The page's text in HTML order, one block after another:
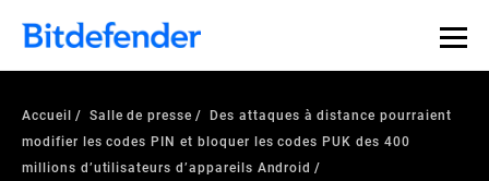
Accueil Salle de presse
Des attaques à distance pourraient
modifier les codes PIN et bloquer les codes PUK des 400
millions d’utilisateurs d’appareils Android